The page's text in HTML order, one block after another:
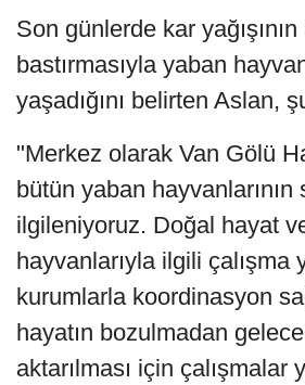
Son günlerde kar
bastırmasıyla yaban
yaşadığını belirten Aslan,
"Merkez olarak Van Gölü
bütün yaban hayvanlarının
ilgileniyoruz. Doğal hayat
hayvanlarıyla ilgili çalışma
kurumlarla koordinasyon
hayatın bozulmadan
aktarılması için çalışmalar